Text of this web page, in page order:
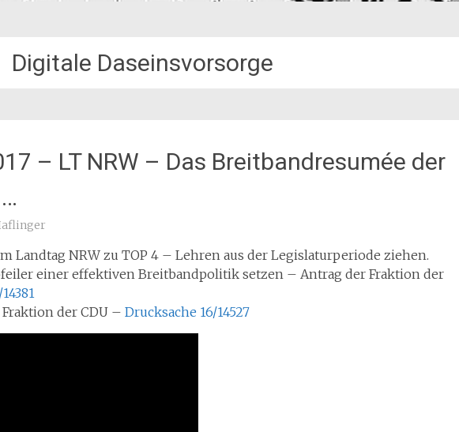
Digitale Daseinsvorsorge
– LT NRW – Das Breitbandresumée der
im Landtag NRW zu TOP 4 – Lehren aus der Legislaturperiode ziehen.
einer effektiven Breitbandpolitik setzen – Antrag der Fraktion der
der CDU – Drucksache 16/14527